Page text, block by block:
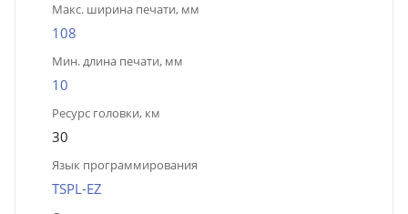
Макс. ширина печати, мм
108
Мин. длина печати, мм
10
Ресурс головки, км
30
Язык программирования
TSPL-EZ